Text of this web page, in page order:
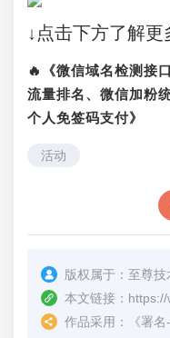
↓点击下方了解更
🔥《微信域名检测接
流量排名、微信加粉
个人免签码支付》
活动
版权属于： 至尊技
本文链接：
作品采用：
《署名-非